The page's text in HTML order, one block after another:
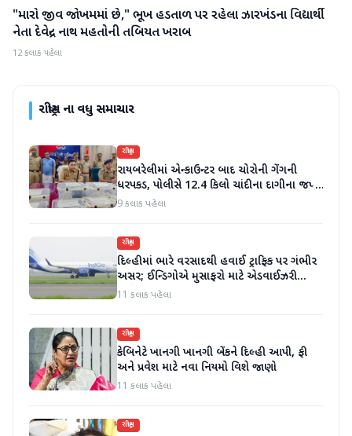
રાષ્ટ્રીય
"મારો જીવ જોખમમાં છે," ભૂખ હડતાળ પર રહેલા ઝારખંડના વિદ્યાર્થી
નેતા દેવેન્દ્ર નાથ મહતોની તબિયત ખરાબ
12 કલાક પહેલા
રાષ્ટ્રીયના વધુ સમાચાર
રાષ્ટ્રીય
રાયબરેલીમાં એન્કાઉન્ટર બાદ ચોરોની ગેંગની
ધરપકડ, પોલીસે 12.4 કિલો ચાંદીના દાગીના જપ્ત
કર્યા
9 કલાક પહેલા
રાષ્ટ્રીય
દિલ્હીમાં ભારે વરસાદથી હવાઈ ટ્રાફિક પર ગંભીર
અસર; ઈન્ડિગોએ મુસાફરો માટે એડવાઈઝરી
જાહેર કરી
11 કલાક પહેલા
રાષ્ટ્રીય
કેબિનેટે ખાનગી ખાનગી બેંકને દિલ્હી આપી, ફી
અને પ્રવેશ માટે નવા નિયમો વિશે જાણો
11 કલાક પહેલા
રાષ્ટ્રીય